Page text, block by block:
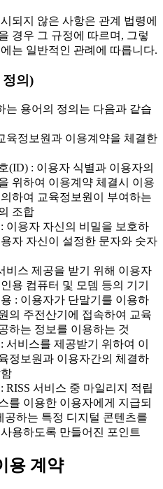
되지 않은 사항은 관계 법령에
경우 그 규정에 따르며, 그렇
는 일반적인 관례에 따릅니다.
의)
는 용어의 정의는 다음과 같습
육정보원과 이용계약을 체결한
(ID) : 이용자 식별과 이용자의
위하여 이용계약 체결시 이용
하여 교육정보원이 부여하는
조합
이용자 자신의 비밀을 보호하
자 자신이 설정한 문자와 숫자
비스 제공을 받기 위해 이용자
용 컴퓨터 및 모뎀 등의 기기
: 이용자가 단말기를 이용하
의 주전산기에 접속하여 교육
하는 정보를 이용하는 것
비스를 제공받기 위하여 이
정보원과 이용자간의 체결하
서비스 중 마일리지 적립
를 이용한 이용자에게 지급되
공하는 특정 디지털 콘텐츠를
용하도록 만들어진 포인트
용 계약